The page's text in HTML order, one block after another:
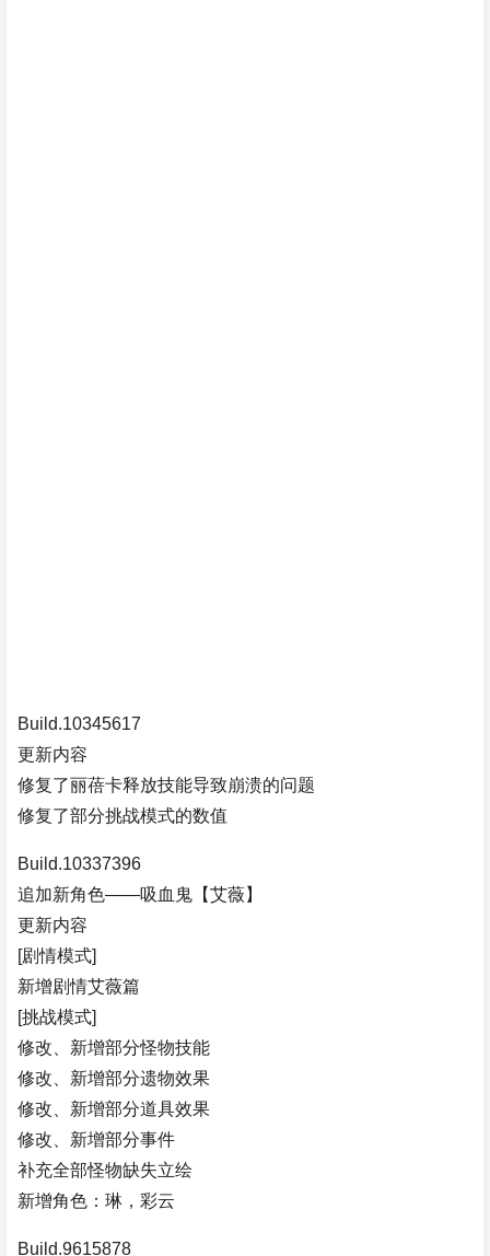
Build.10345617
更新内容
修复了丽蓓卡释放技能导致崩溃的问题
修复了部分挑战模式的数值
Build.10337396
追加新角色——吸血鬼【艾薇】
更新内容
[剧情模式]
新增剧情艾薇篇
[挑战模式]
修改、新增部分怪物技能
修改、新增部分遗物效果
修改、新增部分道具效果
修改、新增部分事件
补充全部怪物缺失立绘
新增角色：琳，彩云
Build.9615878